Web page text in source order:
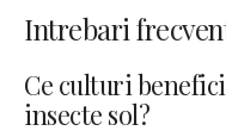
Intrebari
Ce culturi
insecte sol?